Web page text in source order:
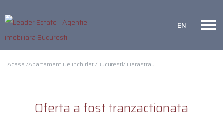
EN
Acasa /Apartament De Inchiriat /Bucuresti/ Herastrau
Oferta a fost tranzactionata